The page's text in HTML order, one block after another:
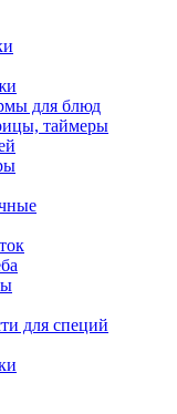
для блюд
таймеры
для специй